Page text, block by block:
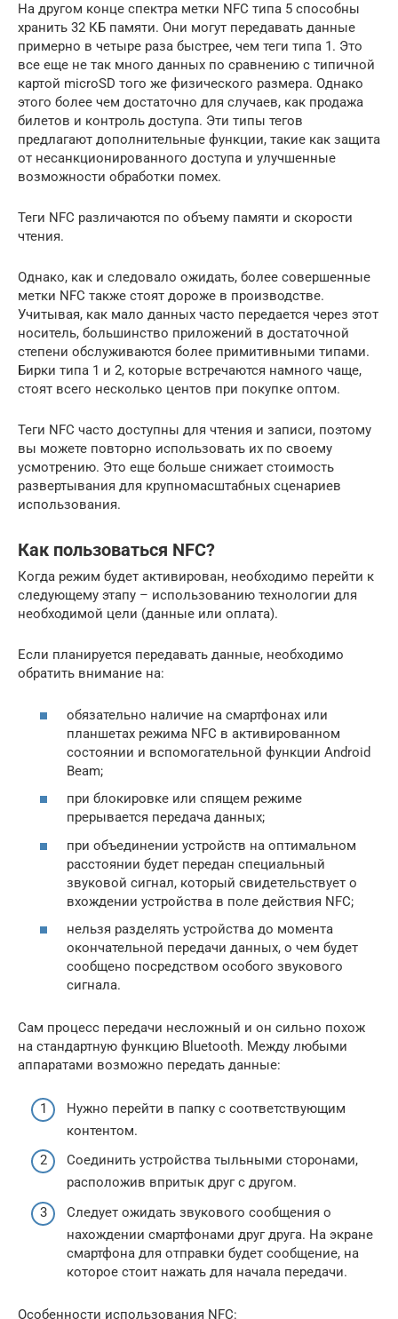
На другом конце спектра метки NFC типа 5 способны
хранить 32 КБ памяти. Они могут передавать данные
примерно в четыре раза быстрее, чем теги типа 1. Это
все еще не так много данных по сравнению с типичной
картой microSD того же физического размера. Однако
этого более чем достаточно для случаев, как продажа
билетов и контроль доступа. Эти типы тегов
предлагают дополнительные функции, такие как защита
от несанкционированного доступа и улучшенные
возможности обработки помех.
Теги NFC различаются по объему памяти и скорости
чтения.
Однако, как и следовало ожидать, более совершенные
метки NFC также стоят дороже в производстве.
Учитывая, как мало данных часто передается через этот
носитель, большинство приложений в достаточной
степени обслуживаются более примитивными типами.
Бирки типа 1 и 2, которые встречаются намного чаще,
стоят всего несколько центов при покупке оптом.
Теги NFC часто доступны для чтения и записи, поэтому
вы можете повторно использовать их по своему
усмотрению. Это еще больше снижает стоимость
развертывания для крупномасштабных сценариев
использования.
Как пользоваться NFC?
Когда режим будет активирован, необходимо перейти к
следующему этапу – использованию технологии для
необходимой цели (данные или оплата).
Если планируется передавать данные, необходимо
обратить внимание на:
обязательно наличие на смартфонах или
планшетах режима NFC в активированном
состоянии и вспомогательной функции Android
Beam;
при блокировке или спящем режиме
прерывается передача данных;
при объединении устройств на оптимальном
расстоянии будет передан специальный
звуковой сигнал, который свидетельствует о
вхождении устройства в поле действия NFC;
нельзя разделять устройства до момента
окончательной передачи данных, о чем будет
сообщено посредством особого звукового
сигнала.
Сам процесс передачи несложный и он сильно похож
на стандартную функцию Bluetooth. Между любыми
аппаратами возможно передать данные:
Нужно перейти в папку с соответствующим
контентом.
Соединить устройства тыльными сторонами,
расположив впритык друг с другом.
Следует ожидать звукового сообщения о
нахождении смартфонами друг друга. На экране
смартфона для отправки будет сообщение, на
которое стоит нажать для начала передачи.
Особенности использования NFC: